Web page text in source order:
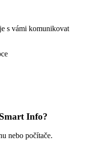
s vámi komunikovat
Info?
nebo počítače.